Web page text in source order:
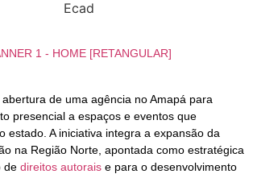
de uma agência no Amapá para
presencial a espaços e eventos que
estado. A iniciativa integra a expansão da
na Região Norte, apontada como estratégica
de direitos autorais e para o desenvolvimento